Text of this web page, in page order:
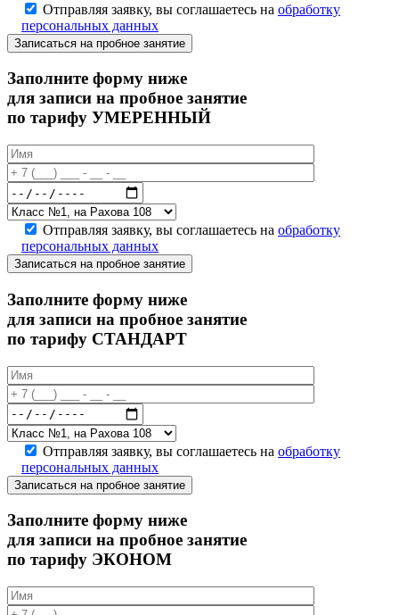
Отправляя заявку, вы соглашаетесь на обработку
персональных данных
Записаться на пробное занятие
Заполните форму ниже
для записи на пробное занятие
по тарифу УМЕРЕННЫЙ
Отправляя заявку, вы соглашаетесь на обработку
персональных данных
Записаться на пробное занятие
Заполните форму ниже
для записи на пробное занятие
по тарифу СТАНДАРТ
Отправляя заявку, вы соглашаетесь на обработку
персональных данных
Записаться на пробное занятие
Заполните форму ниже
для записи на пробное занятие
по тарифу ЭКОНОМ